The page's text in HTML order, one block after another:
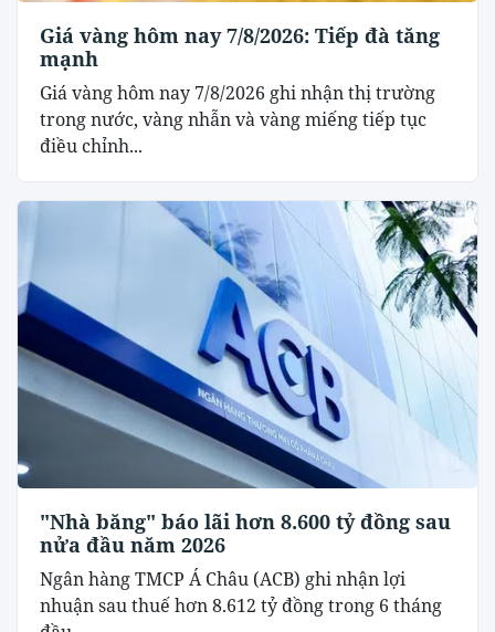
Giá vàng hôm nay 7/8/2026: Tiếp đà tăng
mạnh
Giá vàng hôm nay 7/8/2026 ghi nhận thị trường
trong nước, vàng nhẫn và vàng miếng tiếp tục
điều chỉnh...
"Nhà băng" báo lãi hơn 8.600 tỷ đồng sau
nửa đầu năm 2026
Ngân hàng TMCP Á Châu (ACB) ghi nhận lợi
nhuận sau thuế hơn 8.612 tỷ đồng trong 6 tháng